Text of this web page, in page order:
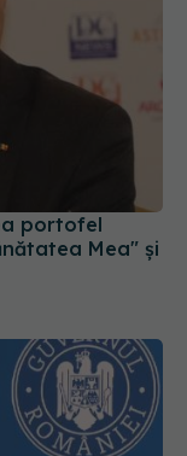
portofel
Mea" și